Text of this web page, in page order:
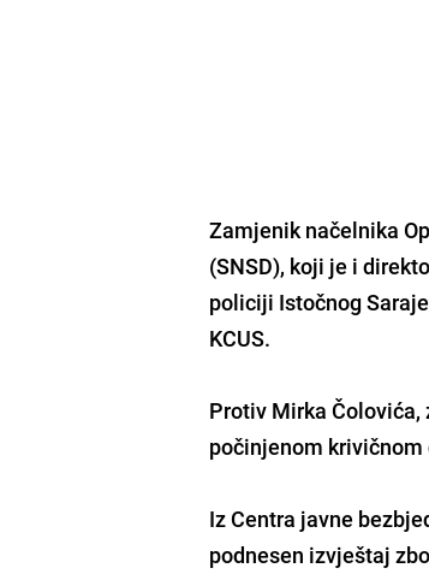
Zamjenik načelnika
(SNSD), koji je i
policiji Istočnog
KCUS.
Protiv Mirka Čolovića,
počinjenom
Iz Centra javne
podnesen izvještaj